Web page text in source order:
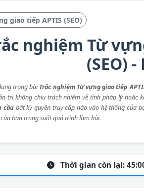
giao tiếp APTIS (SEO)
nghiệm Từ
(SEO) -
trong bàiTrắc nghiệm Từ vựng giao tiếp
trị không chịu trách nhiệm về tính pháp lý hoặc
cầubất kỳ quyền truy cập nào vào hệ thống của
bạn trong suốt quá trình làm bài.
Thời gian còn lại: